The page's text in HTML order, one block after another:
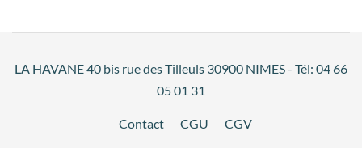
LA HAVANE 40 bis rue des Tilleuls 30900 NIMES - Tél: 04 66
05 01 31
Contact CGU CGV